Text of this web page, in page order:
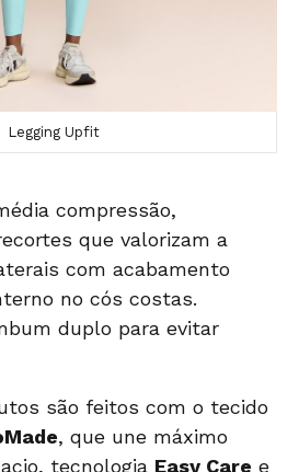
Legging Upfit
compressão,
que valorizam a
com acabamento
no cós costas.
duplo para evitar
são feitos com o tecido
, que une máximo
tecnologia Easy Care e